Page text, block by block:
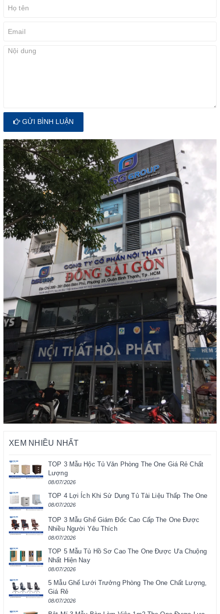
GỬI BÌNH LUẬN
XEM NHIỀU NHẤT
TOP 3 Mẫu Hộc Tủ Văn Phòng The One Giá Rẻ Chất
Lượng
08/07/2026
TOP 4 Lợi Ích Khi Sử Dụng Tủ Tài Liệu Thấp The One
08/07/2026
TOP 3 Mẫu Ghế Giám Đốc Cao Cấp The One Được
Nhiều Người Yêu Thích
08/07/2026
TOP 5 Mẫu Tủ Hồ Sơ Cao The One Được Ưa Chuộng
Nhất Hiện Nay
08/07/2026
5 Mẫu Ghế Lưới Trưởng Phòng The One Chất Lượng,
Giá Rẻ
08/07/2026